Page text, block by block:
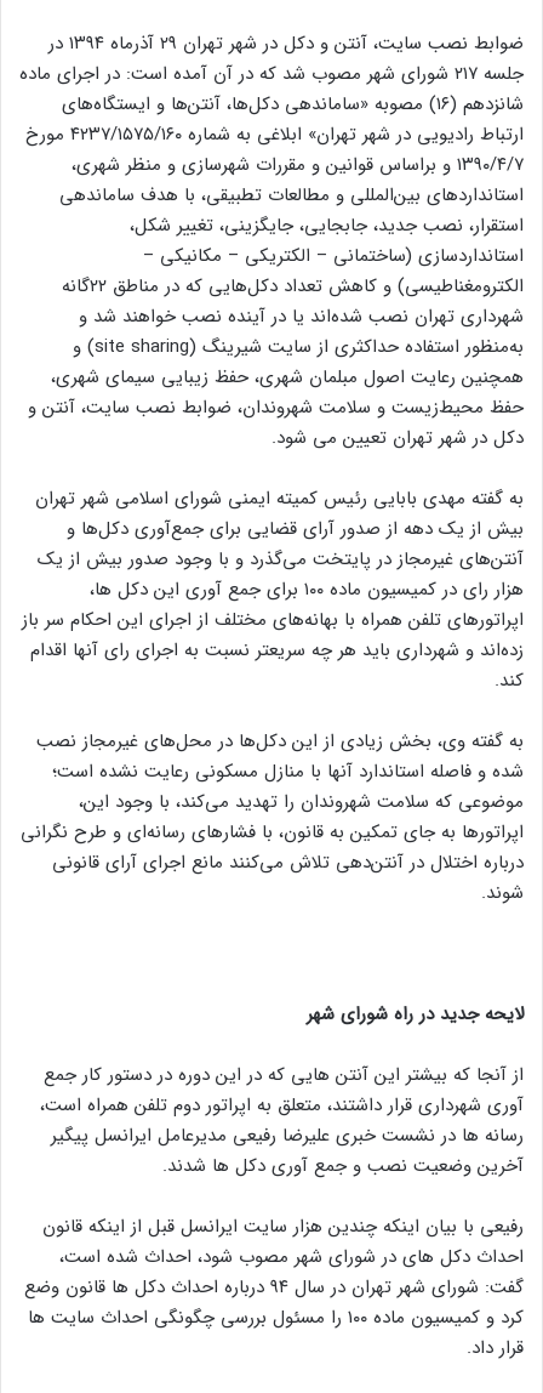
ضوابط نصب سایت، آنتن و دکل در شهر تهران ۲۹ آذرماه ۱۳۹۴ در
جلسه ۲۱۷ شورای شهر مصوب شد که در آن آمده است: در اجرای ماده
شانزدهم (۱۶) مصوبه «ساماندهی دکل‌ها، آنتن‌ها و ایستگاه‌های
ارتباط رادیویی در شهر تهران» ابلاغی به شماره ۴۲۳۷/۱۵۷۵/۱۶۰ مورخ
۱۳۹۰/۴/۷ و براساس قوانین و مقررات شهرسازی و منظر شهری،
استانداردهای بین‌المللی و مطالعات تطبیقی، با هدف ساماندهی
استقرار، نصب جدید، جابجایی، جایگزینی، تغییر شکل،
استانداردسازی (ساختمانی – الکتریکی – مکانیکی –
الکترومغناطیسی) و کاهش تعداد دکل‌هایی که در مناطق ۲۲گانه
شهرداری تهران نصب شده‌اند یا در آینده نصب خواهند شد و
به‌منظور استفاده حداکثری از سایت شیرینگ (site sharing) و
همچنین رعایت اصول مبلمان شهری، حفظ زیبایی سیمای شهری،
حفظ محیط‌زیست و سلامت شهروندان، ضوابط نصب سایت، آنتن و
دکل در شهر تهران تعیین می‌ شود.
به گفته مهدی بابایی رئیس کمیته ایمنی شورای اسلامی شهر تهران
بیش از یک دهه از صدور آرای قضایی برای جمع‌آوری دکل‌ها و
آنتن‌های غیرمجاز در پایتخت می‌گذرد و با وجود صدور بیش از یک
هزار رای در کمیسیون ماده ۱۰۰ برای جمع آوری این دکل ها،
اپراتورهای تلفن همراه با بهانه‌های مختلف از اجرای این احکام سر باز
زده‌اند و شهرداری باید هر چه سریعتر نسبت به اجرای رای آنها اقدام
کند.
به گفته وی، بخش زیادی از این دکل‌ها در محل‌های غیرمجاز نصب
شده و فاصله استاندارد آنها با منازل مسکونی رعایت نشده است؛
موضوعی که سلامت شهروندان را تهدید می‌کند، با وجود این،
اپراتورها به جای تمکین به قانون، با فشارهای رسانه‌ای و طرح نگرانی
درباره اختلال در آنتن‌دهی تلاش می‌کنند مانع اجرای آرای قانونی
شوند.
لایحه جدید در راه شورای شهر
از آنجا که بیشتر این آنتن هایی که در این دوره در دستور کار جمع
آوری شهرداری قرار داشتند، متعلق به اپراتور دوم تلفن همراه است،
رسانه ها در نشست خبری علیرضا رفیعی مدیرعامل ایرانسل پیگیر
آخرین وضعیت نصب و جمع آوری دکل ها شدند.
رفیعی با بیان اینکه چندین هزار سایت ایرانسل قبل از اینکه قانون
احداث دکل های در شورای شهر مصوب شود، احداث شده است،
گفت: شورای شهر تهران در سال ۹۴ درباره احداث دکل ها قانون وضع
کرد و کمیسیون ماده ۱۰۰ را مسئول بررسی چگونگی احداث سایت ها
قرار داد.